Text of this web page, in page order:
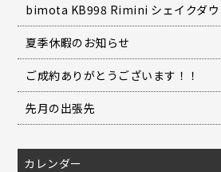
bimota KB998 Rimini シェイクダウ
夏季休暇のお知らせ
ご成約ありがとうございます！！
先月の出張先
カレンダー